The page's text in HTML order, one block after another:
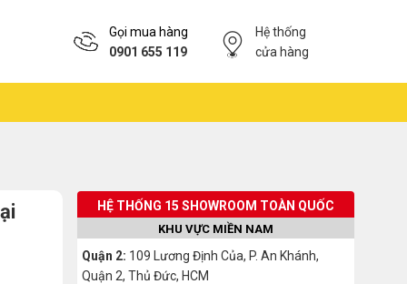
Gọi mua hàng
0901 655 119
Hệ thống
cửa hàng
HỆ THỐNG 15 SHOWROOM TOÀN QUỐC
KHU VỰC MIỀN NAM
Quận 2: 109 Lương Định Của, P. An Khánh,
Quận 2, Thủ Đức, HCM